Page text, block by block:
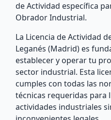
de Actividad específica
Obrador Industrial.
La Licencia de Actividad
Leganés (Madrid) es
establecer y operar tu
sector industrial. Esta
cumples con todas las
técnicas requeridas para
actividades industriales